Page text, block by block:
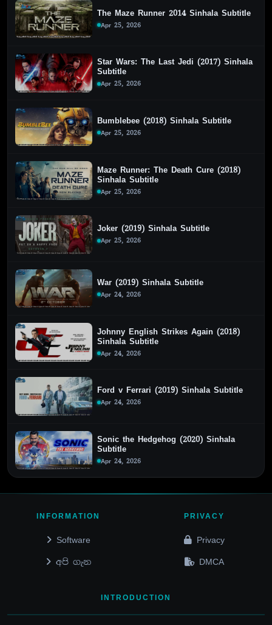
The Maze Runner 2014 Sinhala Subtitle
Apr 25, 2026
Star Wars: The Last Jedi (2017) Sinhala
Subtitle
Apr 25, 2026
Bumblebee (2018) Sinhala Subtitle
Apr 25, 2026
Maze Runner: The Death Cure (2018)
Sinhala Subtitle
Apr 25, 2026
Joker (2019) Sinhala Subtitle
Apr 25, 2026
War (2019) Sinhala Subtitle
Apr 24, 2026
Johnny English Strikes Again (2018)
Sinhala Subtitle
Apr 24, 2026
Ford v Ferrari (2019) Sinhala Subtitle
Apr 24, 2026
Sonic the Hedgehog (2020) Sinhala
Subtitle
Apr 24, 2026
INFORMATION
Software
අපි ගැන
PRIVACY
Privacy
DMCA
INTRODUCTION